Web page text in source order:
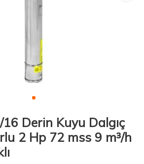
Derin Kuyu Dalgıç
2 Hp 72 mss 9 m³/h